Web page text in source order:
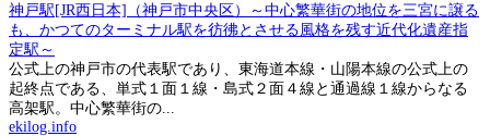
神戸駅[JR西日本]（神戸市中央区）～中心繁華街の地位を三宮に譲る
も、かつてのターミナル駅を彷彿とさせる風格を残す近代化遺産指
定駅～
公式上の神戸市の代表駅であり、東海道本線・山陽本線の公式上の
起終点である、単式１面１線・島式２面４線と通過線１線からなる
高架駅。中心繁華街の...
ekilog.info